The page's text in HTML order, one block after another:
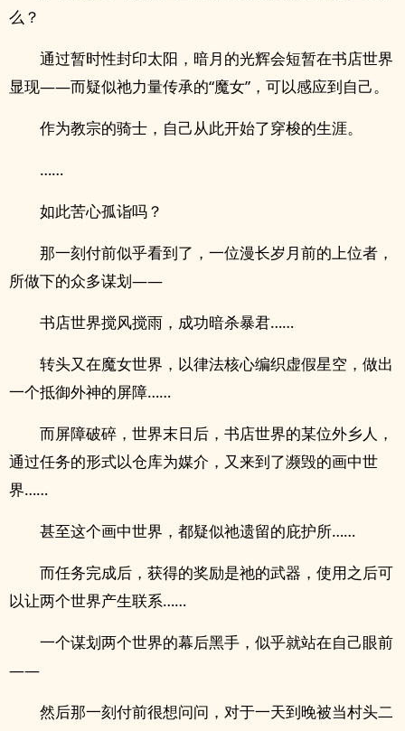
么？
通过暂时性封印太阳，暗月的光辉会短暂在书店世界
显现——而疑似祂力量传承的“魔女”，可以感应到自己。
作为教宗的骑士，自己从此开始了穿梭的生涯。
……
如此苦心孤诣吗？
那一刻付前似乎看到了，一位漫长岁月前的上位者，
所做下的众多谋划——
书店世界搅风搅雨，成功暗杀暴君……
转头又在魔女世界，以律法核心编织虚假星空，做出
一个抵御外神的屏障……
而屏障破碎，世界末日后，书店世界的某位外乡人，
通过任务的形式以仓库为媒介，又来到了濒毁的画中世
界……
甚至这个画中世界，都疑似祂遗留的庇护所……
而任务完成后，获得的奖励是祂的武器，使用之后可
以让两个世界产生联系……
一个谋划两个世界的幕后黑手，似乎就站在自己眼前
——
然后那一刻付前很想问问，对于一天到晚被当村头二